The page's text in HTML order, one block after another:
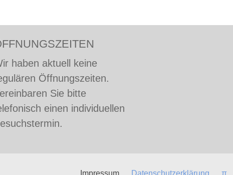
haben aktuell keine
Öffnungszeiten.
Sie bitte
einen individuellen